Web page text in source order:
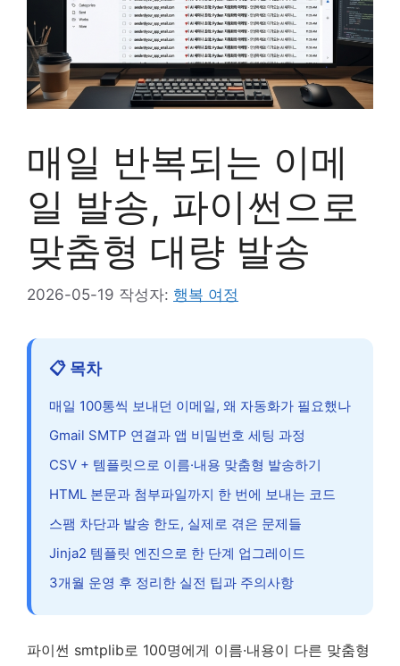
매일 반복되는 이메
일 발송, 파이썬으로
맞춤형 대량 발송
2026-05-19 작성자: 행복 여정
📋 목차
매일 100통씩 보내던 이메일, 왜 자동화가 필요했나
Gmail SMTP 연결과 앱 비밀번호 세팅 과정
CSV + 템플릿으로 이름·내용 맞춤형 발송하기
HTML 본문과 첨부파일까지 한 번에 보내는 코드
스팸 차단과 발송 한도, 실제로 겪은 문제들
Jinja2 템플릿 엔진으로 한 단계 업그레이드
3개월 운영 후 정리한 실전 팁과 주의사항
파이썬 smtplib로 100명에게 이름·내용이 다른 맞춤형